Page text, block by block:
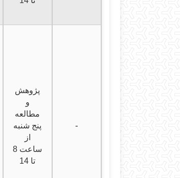
پژوهش
و
مطالعه
پنج شنبه
از
ساعت 8
تا 14
-